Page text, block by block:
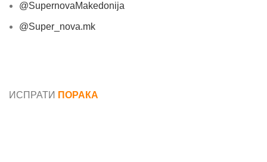
@SupernovaMakedonija
@Super_nova.mk
ИСПРАТИ ПОРАКА